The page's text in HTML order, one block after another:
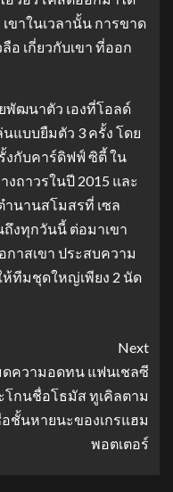
ขาในเวลานั้น การขาด
เกี่ยวกับเขา ที่ออก
พัฒนาตัว เองที่โอลด์
แบบยืมตัว 3 ครั้ง โดย
งกับคาร์ดิฟฟ์ ซิตี้ ใน
ถาวรในปี 2015 และ
านานสโมสรที่ เซล
ถึงทุกวันนี้ ต่อมาเขา
กาสเขา ประสบความ
ห้ทีมชุดใหญ่เพียง 2 นัด
Next
ความอดทน แฟนเชลซี
โกนชื่อโธมัส ทูเคิลตาม
ชั้นหายนะของเกรแฮม
พอตเตอร์